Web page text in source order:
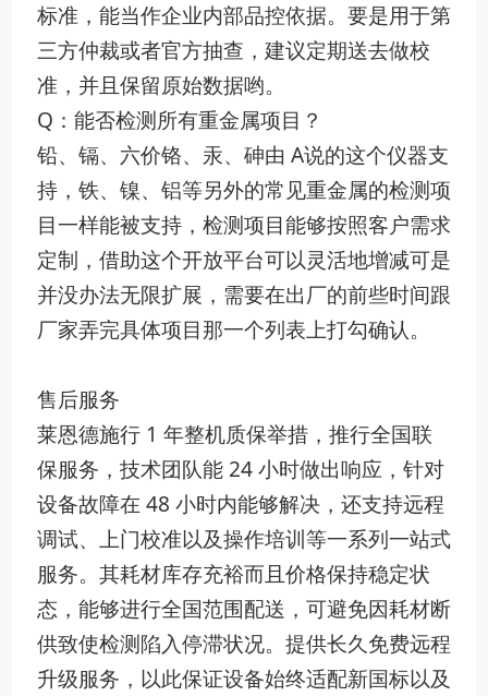
标准，能当作企业内部品控依据。要是用于第
三方仲裁或者官方抽查，建议定期送去做校
准，并且保留原始数据哟。
Q：能否检测所有重金属项目？
铅、镉、六价铬、汞、砷由 A说的这个仪器支
持，铁、镍、铝等另外的常见重金属的检测项
目一样能被支持，检测项目能够按照客户需求
定制，借助这个开放平台可以灵活地增减可是
并没办法无限扩展，需要在出厂的前些时间跟
厂家弄完具体项目那一个列表上打勾确认。
售后服务
莱恩德施行 1 年整机质保举措，推行全国联
保服务，技术团队能 24 小时做出响应，针对
设备故障在 48 小时内能够解决，还支持远程
调试、上门校准以及操作培训等一系列一站式
服务。其耗材库存充裕而且价格保持稳定状
态，能够进行全国范围配送，可避免因耗材断
供致使检测陷入停滞状况。提供长久免费远程
升级服务，以此保证设备始终适配新国标以及